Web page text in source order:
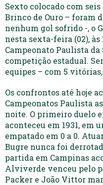
Sexto colocado com
Brinco de Ouro – foram
nenhum gol sofrido -, o
nesta sexta-feira (02),
Campeonato Paulista da
competição estadual.
equipes – com 5
Os confrontos até hoje
Campeonatos Paulista
noite. O primeiro duelo
aconteceu em 1931, em
empatado em 0 a 0.
Bugre nunca foi
partida em Campinas
Alviverde venceu pelo
Packer e João Vittor